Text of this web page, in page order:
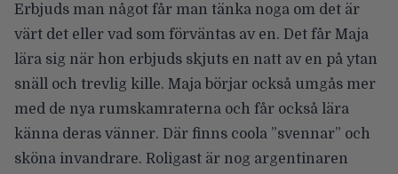
Erbjuds man något får man tänka noga om det är
värt det eller vad som förväntas av en. Det får Maja
lära sig när hon erbjuds skjuts en natt av en på ytan
snäll och trevlig kille. Maja börjar också umgås mer
med de nya rumskamraterna och får också lära
känna deras vänner. Där finns coola ”svennar” och
sköna invandrare. Roligast är nog argentinaren